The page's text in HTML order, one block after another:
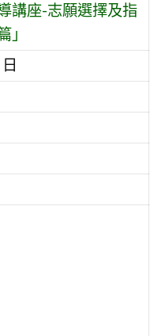
講座-志願選擇及指
」